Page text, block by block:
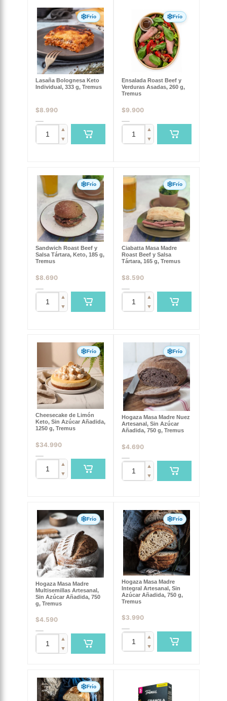
Frío
Lasaña Bolognesa Keto
Individual, 333 g, Tremus
$8.990
▲
▼
Frío
Ensalada Roast Beef y
Verduras Asadas, 260 g,
Tremus
$9.900
▲
▼
Frío
Sandwich Roast Beef y
Salsa Tártara, Keto, 185 g,
Tremus
$8.690
▲
▼
Frío
Ciabatta Masa Madre
Roast Beef y Salsa
Tártara, 165 g, Tremus
$8.590
▲
▼
Frío
Cheesecake de Limón
Keto, Sin Azúcar Añadida,
1250 g, Tremus
$34.990
▲
▼
Frío
Hogaza Masa Madre Nuez
Artesanal, Sin Azúcar
Añadida, 750 g, Tremus
$4.690
▲
▼
Frío
Hogaza Masa Madre
Multisemillas Artesanal,
Sin Azúcar Añadida, 750
g, Tremus
$4.590
▲
▼
Frío
Hogaza Masa Madre
Integral Artesanal, Sin
Azúcar Añadida, 750 g,
Tremus
$3.990
▲
▼
Frío